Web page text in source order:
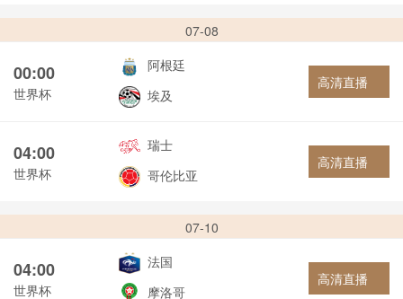
07-08
00:00
世界杯
阿根廷
埃及
高清直播
04:00
世界杯
瑞士
哥伦比亚
高清直播
07-10
04:00
世界杯
法国
摩洛哥
高清直播